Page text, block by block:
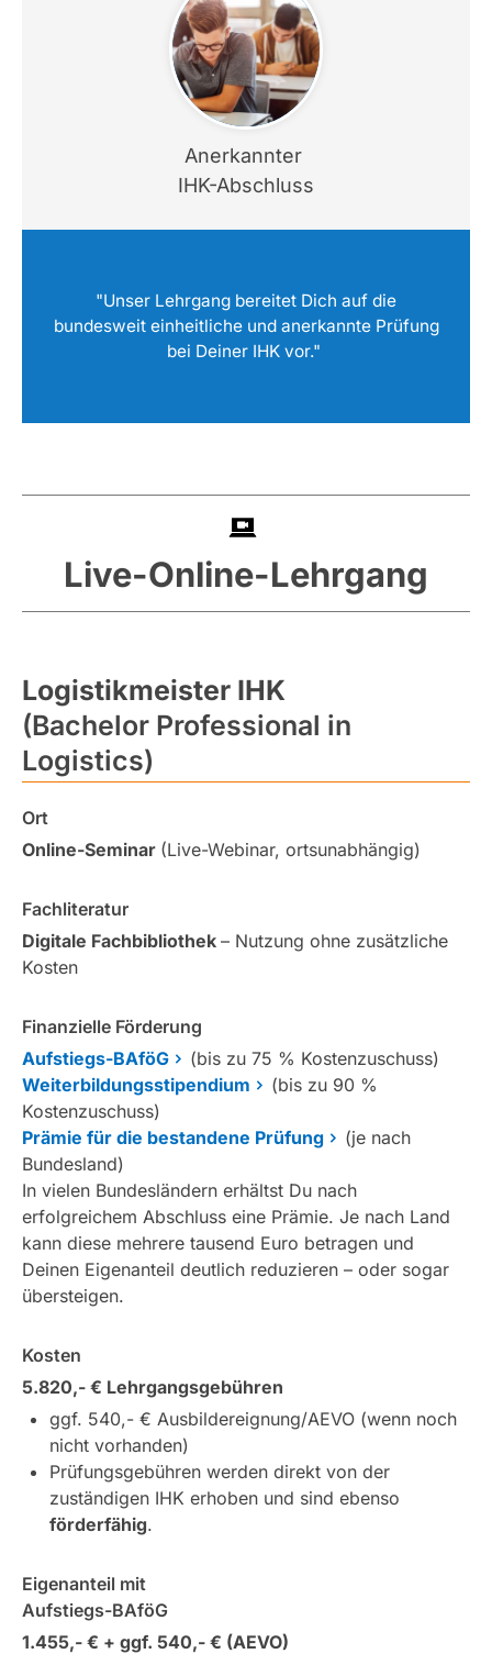
"Unser Lehrgang bereitet Dich auf die
bundesweit einheitliche und anerkannte Prüfung
bei Deiner IHK vor."
Anerkannter
IHK-Abschluss
Live-Online-Lehrgang
Logistikmeister IHK
(Bachelor Professional in
Logistics)
Ort
Online-Seminar (Live-Webinar, ortsunabhängig)
Fachliteratur
Digitale Fachbibliothek – Nutzung ohne zusätzliche
Kosten
Finanzielle Förderung
Aufstiegs-BAföG
(bis zu 75 % Kostenzuschuss)
Weiterbildungsstipendium
(bis zu 90 %
Kostenzuschuss)
Prämie für die bestandene Prüfung
(je nach
Bundesland)
In vielen Bundesländern erhältst Du nach
erfolgreichem Abschluss eine Prämie. Je nach Land
kann diese mehrere tausend Euro betragen und
Deinen Eigenanteil deutlich reduzieren – oder sogar
übersteigen.
Kosten
5.820,- € Lehrgangsgebühren
ggf. 540,- € Ausbildereignung/AEVO (wenn noch
nicht vorhanden)
Prüfungsgebühren werden direkt von der
zuständigen IHK erhoben und sind ebenso
förderfähig.
Eigenanteil mit
Aufstiegs-BAföG
1.455,- € + ggf. 540,- € (AEVO)